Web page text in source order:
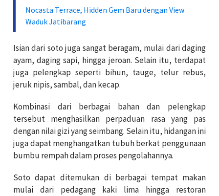
Nocasta Terrace, Hidden Gem Baru dengan View
Waduk Jatibarang
Isian dari soto juga sangat beragam, mulai dari daging
ayam, daging sapi, hingga jeroan. Selain itu, terdapat
juga pelengkap seperti bihun, tauge, telur rebus,
jeruk nipis, sambal, dan kecap.
Kombinasi dari berbagai bahan dan pelengkap
tersebut menghasilkan perpaduan rasa yang pas
dengan nilai gizi yang seimbang. Selain itu, hidangan ini
juga dapat menghangatkan tubuh berkat penggunaan
bumbu rempah dalam proses pengolahannya.
Soto dapat ditemukan di berbagai tempat makan
mulai dari pedagang kaki lima hingga restoran